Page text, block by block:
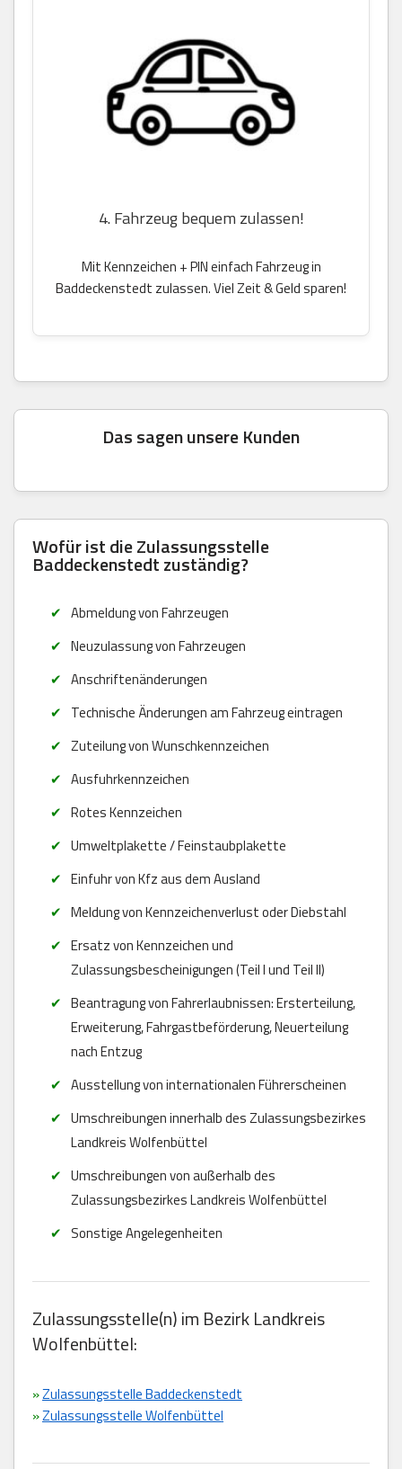
4. Fahrzeug bequem zulassen!
Mit Kennzeichen + PIN einfach Fahrzeug in
Baddeckenstedt zulassen. Viel Zeit & Geld sparen!
Das sagen unsere Kunden
Wofür ist die Zulassungsstelle
Baddeckenstedt zuständig?
Abmeldung von Fahrzeugen
Neuzulassung von Fahrzeugen
Anschriftenänderungen
Technische Änderungen am Fahrzeug eintragen
Zuteilung von Wunschkennzeichen
Ausfuhrkennzeichen
Rotes Kennzeichen
Umweltplakette / Feinstaubplakette
Einfuhr von Kfz aus dem Ausland
Meldung von Kennzeichenverlust oder Diebstahl
Ersatz von Kennzeichen und
Zulassungsbescheinigungen (Teil I und Teil II)
Beantragung von Fahrerlaubnissen: Ersterteilung,
Erweiterung, Fahrgastbeförderung, Neuerteilung
nach Entzug
Ausstellung von internationalen Führerscheinen
Umschreibungen innerhalb des Zulassungsbezirkes
Landkreis Wolfenbüttel
Umschreibungen von außerhalb des
Zulassungsbezirkes Landkreis Wolfenbüttel
Sonstige Angelegenheiten
Zulassungsstelle(n) im Bezirk Landkreis
Wolfenbüttel:
»Zulassungsstelle Baddeckenstedt
»Zulassungsstelle Wolfenbüttel